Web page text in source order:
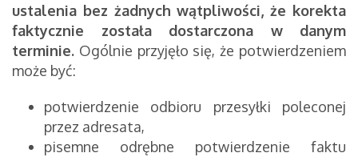
ustalenia bez żadnych wątpliwości, że korekta
faktycznie została dostarczona w danym
terminie. Ogólnie przyjęło się, że potwierdzeniem
może być:
potwierdzenie odbioru przesyłki poleconej
przez adresata,
pisemne odrębne potwierdzenie faktu